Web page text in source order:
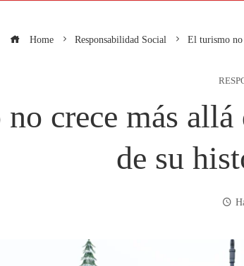
Home Responsabilidad Social El turismo no
crece más
de su